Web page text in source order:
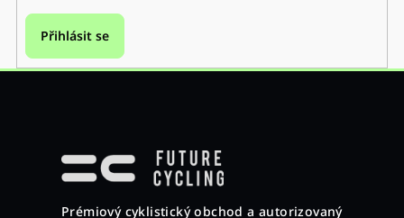
Přihlásit se
Prémiový cyklistický obchod a autorizovaný